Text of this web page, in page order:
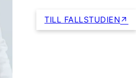
TILL FALLSTUDIEN